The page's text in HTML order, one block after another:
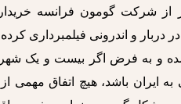
از شرکت گومون فرانسه
دربار و اندرونی فیلمبرداری
و به فرض اگر بیست و یک
ایران باشد، هیچ اتفاق